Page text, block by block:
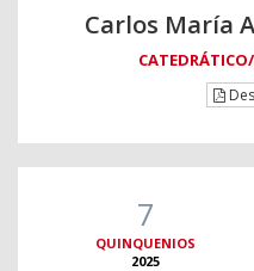
Carlos María
7
QUINQUENIOS
2025